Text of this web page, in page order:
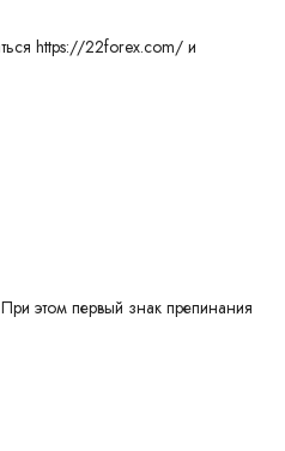
https://22forex.com/ и
этом первый знак препинания